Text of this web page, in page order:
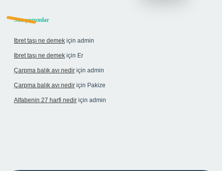
Son yorumlar
Ibret taşı ne demek için admin
Ibret taşı ne demek için Er
Çarpma balık avı nedir için admin
Çarpma balık avı nedir için Pakize
Alfabenin 27 harfi nedir için admin